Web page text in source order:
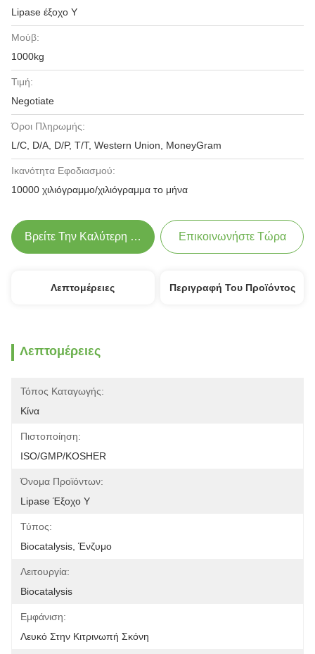
Lipase έξοχο Υ
Μούβ:
1000kg
Τιμή:
Negotiate
Όροι Πληρωμής:
L/C, D/A, D/P, T/T, Western Union, MoneyGram
Ικανότητα Εφοδιασμού:
10000 χιλιόγραμμο/χιλιόγραμμα το μήνα
Βρείτε Την Καλύτερη Τιμή Επικοινωνήστε Τώρα
Λεπτομέρειες Περιγραφή Του Προϊόντος
Λεπτομέρειες
Τόπος Καταγωγής:
Κίνα
Πιστοποίηση:
ISO/GMP/KOSHER
Όνομα Προϊόντων:
Lipase Έξοχο Υ
Τύπος:
Biocatalysis, Ένζυμο
Λειτουργία:
Biocatalysis
Εμφάνιση:
Λευκό Στην Κιτρινωπή Σκόνη